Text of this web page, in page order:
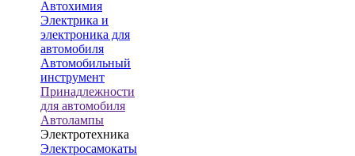
Автохимия
Электрика и
электроника для
автомобиля
Автомобильный
инструмент
Принадлежности
для автомобиля
Автолампы
Электротехника
Электросамокаты